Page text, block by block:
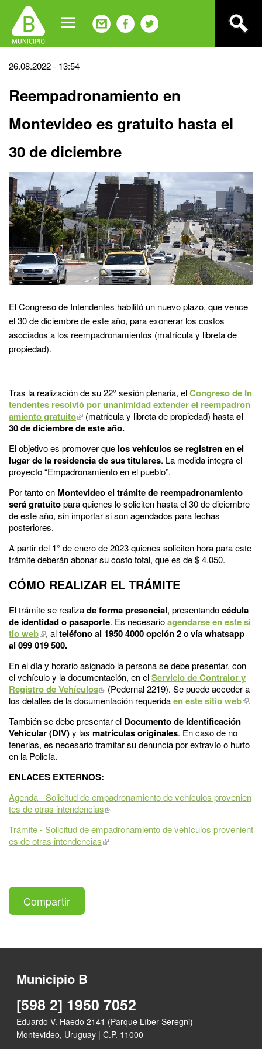
navigation
Back
top
26.08.2022 - 13:54
Reempadronamiento en
Montevideo es gratuito hasta el
30 de diciembre
El Congreso de Intendentes habilitó un nuevo plazo, que vence
el 30 de diciembre de este año, para exonerar los costos
asociados a los reempadronamientos (matrícula y libreta de
propiedad).
Tras la realización de su 22° sesión plenaria, elCongreso de In
tendentes resolvió por unanimidad extender el reempadron
amiento gratuito
(matrícula y libreta de propiedad) hastael
30 de diciembre de este año.
El objetivo es promover que los vehículos se registren en el
lugar de la residencia de sus titulares. La medida integra el
proyecto “Empadronamiento en el pueblo”.
Por tanto en Montevideo el trámite de reempadronamiento
será gratuitopara quienes lo soliciten hasta el 30 de diciembre
de este año, sin importar si son agendados para fechas
posteriores.
A partir del 1° de enero de 2023 quienes soliciten hora para este
trámite deberán abonar su costo total, que es de $ 4.050.
CÓMO REALIZAR EL TRÁMITE
El trámite se realizadeforma presencial, presentandocédula
de identidad o pasaporte. Es necesarioagendarse en este si
tio web
, alteléfono al 1950 4000 opción 2ovía whatsapp
al 099 019 500.
En el día y horario asignado la persona se debe presentar, con
el vehículo y la documentación, en elServicio de Contralor y
Registro de Vehículos
(Pedernal 2219). Se puede acceder a
los detalles de la documentación requeridaen este sitio web
.
También se debe presentar el Documento de Identificación
Vehicular (DIV)y las matrículas originales. En caso de no
tenerlas, es necesario tramitar su denuncia por extravío o hurto
en la Policía.
ENLACES EXTERNOS:
Agenda - Solicitud de empadronamiento de vehículos provenien
tes de otras intendencias
Trámite - Solicitud de empadronamiento de vehículos provenient
es de otras intendencias
Compartir
Municipio B
[598 2] 1950 7052
Eduardo V. Haedo 2141 (Parque Líber Seregni)
Montevideo, Uruguay | C.P. 11000